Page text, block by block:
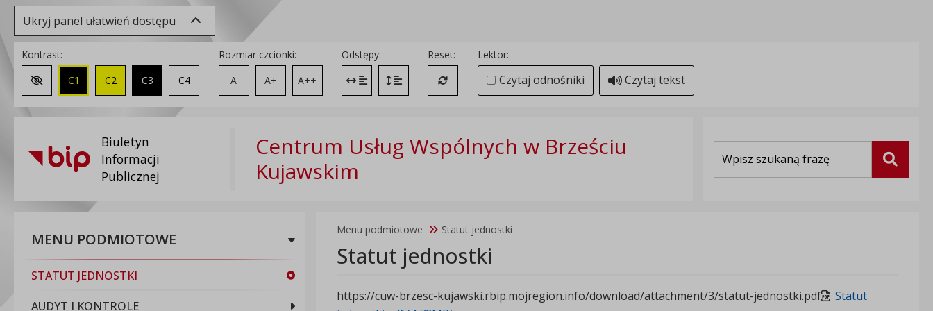
Ukryj panel ułatwień dostępu
Kontrast:
Zmień kontrast na domyślny
C1 C2 C3 C4
Rozmiar czcionki:
A
A+ A++
Odstępy:
Zmień odstęp między literami
Zmień interlinię i margines między paragrafami
Reset:
Przywróć ustawienia domyślne
Lektor:
Czytaj odnośniki Czytaj tekst
Biuletyn
Informacji
Publicznej
Centrum Usług Wspólnych w Brześciu
Kujawskim
Szukaj
MENU PODMIOTOWE
STATUT JEDNOSTKI
AUDYT I KONTROLE
Menu podmiotowe Statut jednostki
Statut jednostki
https://cuw-brzesc-kujawski.rbip.mojregion.info/download/attachment/3/statut-jednostki.pdf
Statut